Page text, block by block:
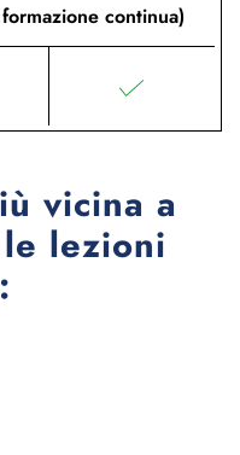
continua)
vicina a
lezioni